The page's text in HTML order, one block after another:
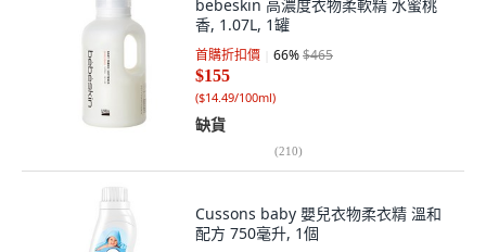
bebeskin 高濃度衣物柔軟精 水蜜桃
香, 1.07L, 1罐
首購折扣價 66%$465
$155
($14.49/100ml)
缺貨
(210)
Cussons baby 嬰兒衣物柔衣精 溫和
配方 750毫升, 1個